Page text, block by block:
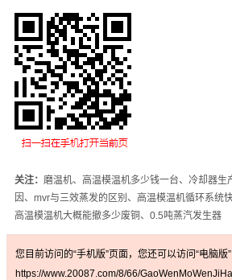
关注： 磨温机、高温模温机多少钱一台、冷却器
因、mvr与三效蒸发的区别、高温模温机循环系统
高温模温机大概能撤多少废铜、0.5吨蒸汽发生器
您目前访问的“手机版”页面，您还可以访问“电脑版”
https://www.20087.com/8/66/